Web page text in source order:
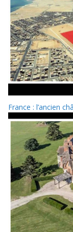
France : l’ancien